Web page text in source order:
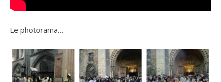
Le photorama…